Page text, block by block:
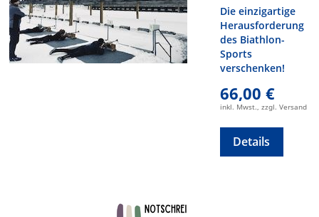
Die einzigartige
Herausforderung
des Biathlon-
Sports
verschenken!
66,00 €
inkl. Mwst., zzgl. Versand
Details